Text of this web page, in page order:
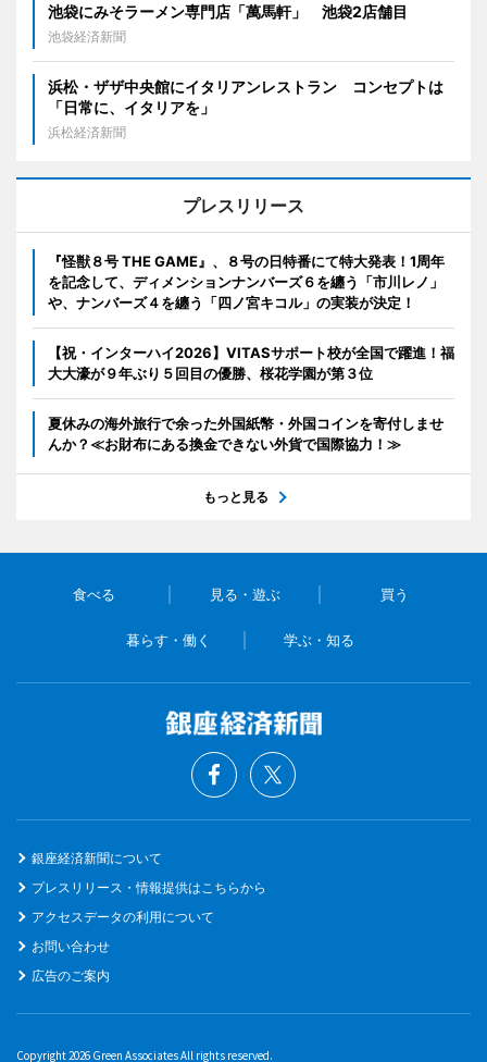
池袋にみそラーメン専門店「萬馬軒」 池袋2店舗目
池袋経済新聞
浜松・ザザ中央館にイタリアンレストラン コンセプトは
「日常に、イタリアを」
浜松経済新聞
プレスリリース
『怪獣８号 THE GAME』、８号の日特番にて特大発表！1周年
を記念して、ディメンションナンバーズ６を纏う「市川レノ」
や、ナンバーズ４を纏う「四ノ宮キコル」の実装が決定！
【祝・インターハイ2026】VITASサポート校が全国で躍進！福
大大濠が９年ぶり５回目の優勝、桜花学園が第３位
夏休みの海外旅行で余った外国紙幣・外国コインを寄付しませ
んか？≪お財布にある換金できない外貨で国際協力！≫
もっと見る
食べる 見る・遊ぶ 買う
暮らす・働く 学ぶ・知る
銀座経済新聞について
プレスリリース・情報提供はこちらから
アクセスデータの利用について
お問い合わせ
広告のご案内
Copyright 2026 Green Associates All rights reserved.